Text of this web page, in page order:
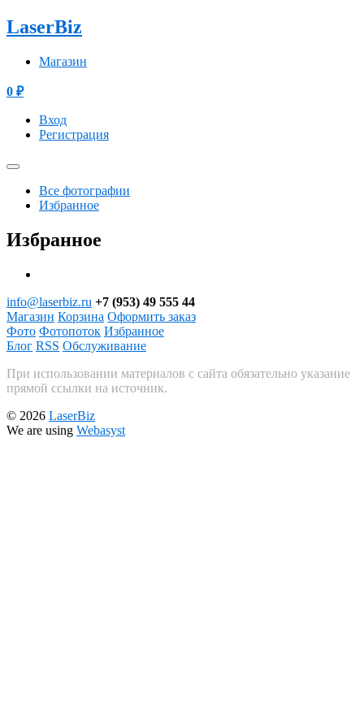
LaserBiz
Магазин
0 ₽
Вход
Регистрация
Все фотографии
Избранное
Избранное
info@laserbiz.ru +7 (953) 49 555 44
Магазин Корзина Оформить заказ
Фото Фотопоток Избранное
Блог RSS Обслуживание
При использовании материалов с сайта обязательно указание
прямой ссылки на источник.
© 2026 LaserBiz
We are using Webasyst